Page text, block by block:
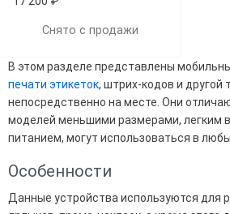
Снято с продажи
В этом разделе представлены
печати этикеток, штрих-кодов и другой
непосредственно на месте. Они
моделей меньшими размерами, легким
питанием, могут использоваться в
Особенности
Данные устройства используются для